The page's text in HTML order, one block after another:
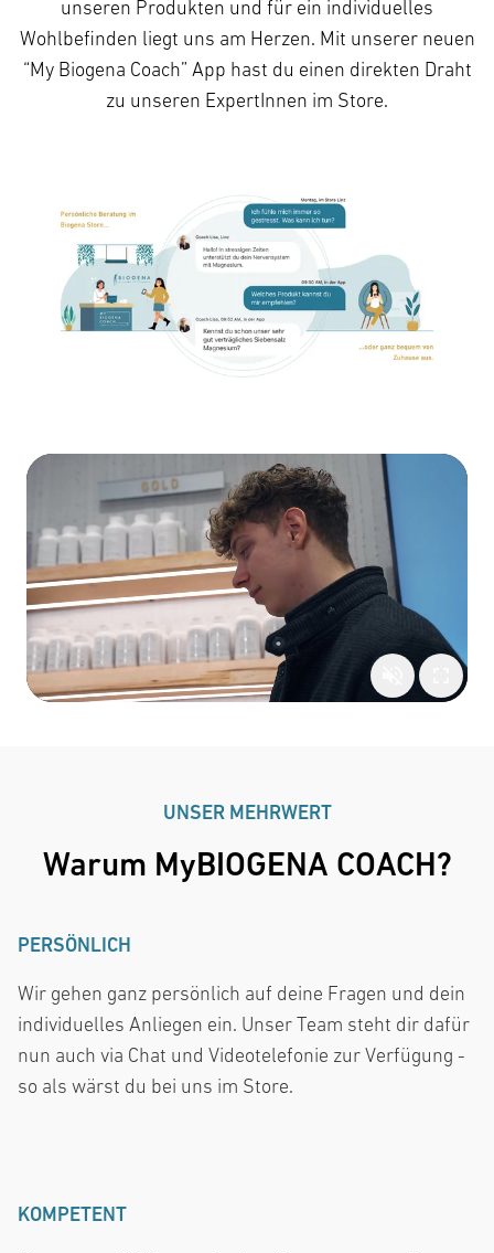
unseren Produkten und für ein individuelles
Wohlbefinden liegt uns am Herzen. Mit unserer neuen
“My Biogena Coach” App hast du einen direkten Draht
zu unseren ExpertInnen im Store.
UNSER MEHRWERT
Warum MyBIOGENA COACH?
PERSÖNLICH
Wir gehen ganz persönlich auf deine Fragen und dein
individuelles Anliegen ein. Unser Team steht dir dafür
nun auch via Chat und Videotelefonie zur Verfügung -
so als wärst du bei uns im Store.
KOMPETENT